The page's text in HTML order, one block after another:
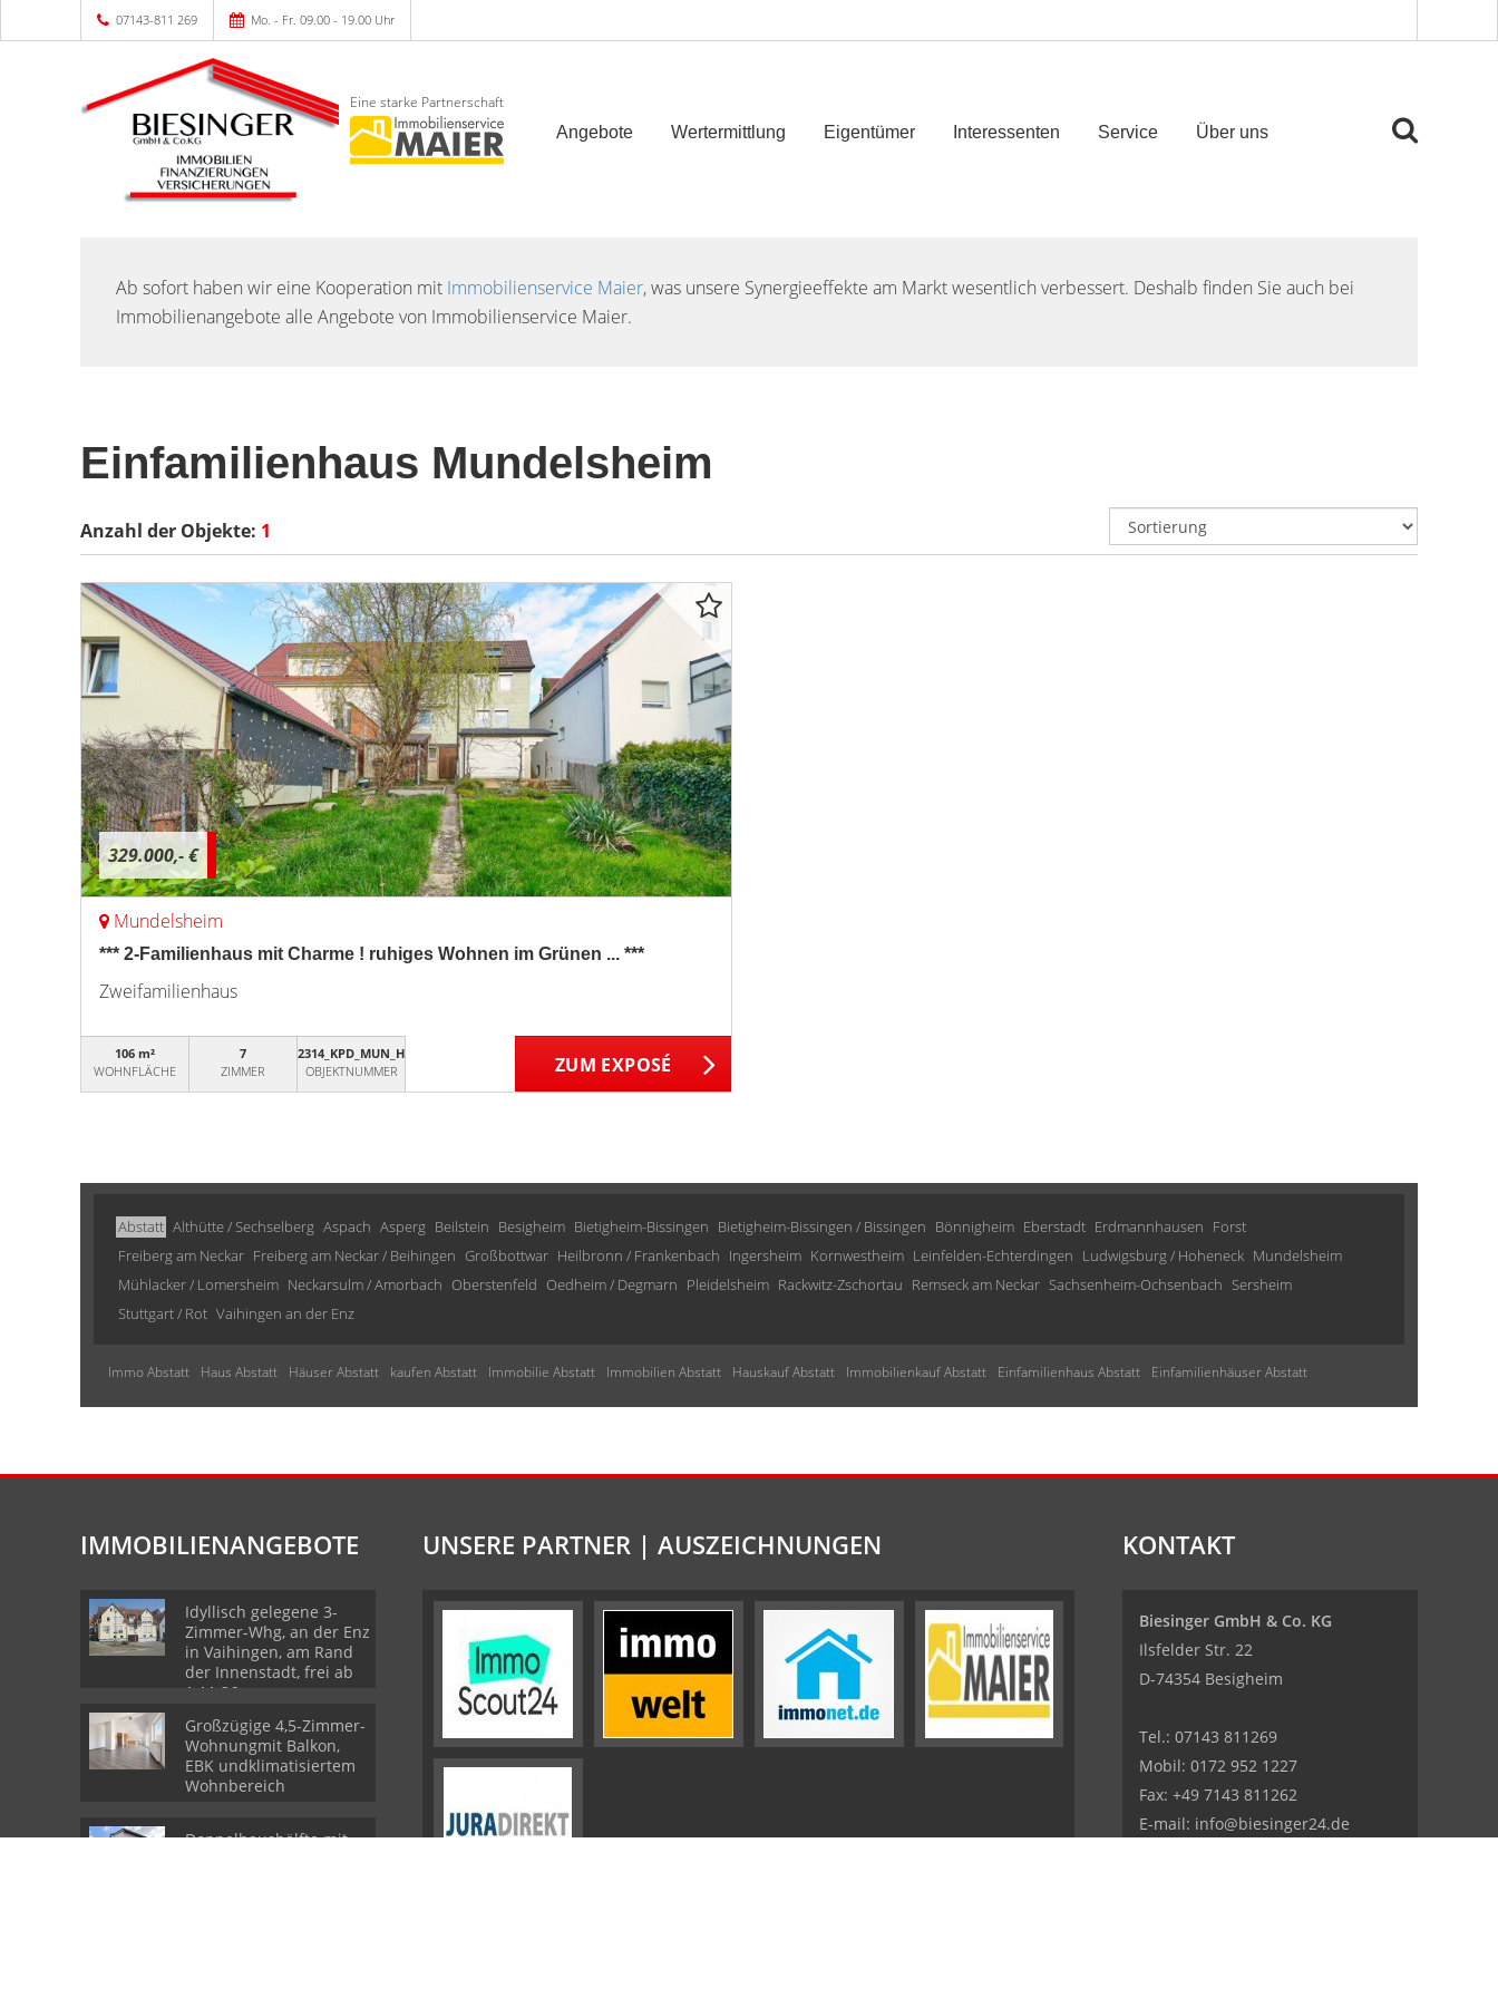
07143-811 269 Mo. - Fr. 09.00 - 19.00 Uhr
Eine starke Partnerschaft
Angebote
Wertermittlung Eigentümer Interessenten Service Über uns
Ab sofort haben wir eine Kooperation mit Immobilienservice Maier, was unsere Synergieeffekte am Markt wesentlich verbessert. Deshalb finden Sie auch bei
Immobilienangebote alle Angebote von Immobilienservice Maier.
Einfamilienhaus Mundelsheim
Anzahl der Objekte: 1
329.000,- €
Mundelsheim
*** 2-Familienhaus mit Charme ! ruhiges Wohnen im Grünen ... ***
Zweifamilienhaus
106 m²
WOHNFLÄCHE
7
ZIMMER
2314_KPD_MUN_HS_K
OBJEKTNUMMER
ZUM EXPOSÉ
Abstatt Althütte / Sechselberg Aspach Asperg Beilstein Besigheim Bietigheim-Bissingen Bietigheim-Bissingen / Bissingen Bönnigheim Eberstadt Erdmannhausen Forst
Freiberg am Neckar Freiberg am Neckar / Beihingen Großbottwar Heilbronn / Frankenbach Ingersheim Kornwestheim Leinfelden-Echterdingen Ludwigsburg / Hoheneck Mundelsheim
Mühlacker / Lomersheim Neckarsulm / Amorbach Oberstenfeld Oedheim / Degmarn Pleidelsheim Rackwitz-Zschortau Remseck am Neckar Sachsenheim-Ochsenbach Sersheim
Stuttgart / Rot Vaihingen an der Enz
Immo Abstatt Haus Abstatt Häuser Abstatt kaufen Abstatt Immobilie Abstatt Immobilien Abstatt Hauskauf Abstatt Immobilienkauf Abstatt Einfamilienhaus Abstatt Einfamilienhäuser Abstatt
IMMOBILIENANGEBOTE
Idyllisch gelegene 3-
Zimmer-Whg, an der Enz
in Vaihingen, am Rand
der Innenstadt, frei ab
1.11.26
Großzügige 4,5-Zimmer-
Wohnungmit Balkon,
EBK undklimatisiertem
Wohnbereich
Doppelhaushälfte mit
UNSERE PARTNER | AUSZEICHNUNGEN KONTAKT
Biesinger GmbH & Co. KG
Ilsfelder Str. 22
D-74354 Besigheim
Tel.: 07143 811269
Mobil: 0172 952 1227
Fax: +49 7143 811262
E-mail: info@biesinger24.de